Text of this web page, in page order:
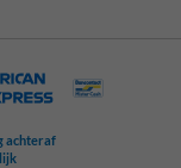
achteraf